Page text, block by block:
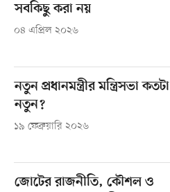
সবকিছু করা নয়
০৪ এপ্রিল ২০২৬
নতুন প্রধানমন্ত্রীর মন্ত্রিসভা কতটা
নতুন?
১৯ ফেব্রুয়ারি ২০২৬
জোটের রাজনীতি, কৌশল ও